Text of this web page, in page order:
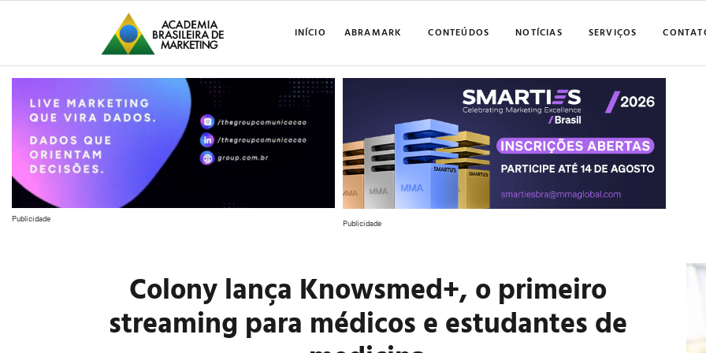
INÍCIO ABRAMARK CONTEÚDOS NOTÍCIAS SERVIÇOS
Publicidade Publicidade
Colony lança Knowsmed+, o primeiro
streaming para médicos e estudantes de